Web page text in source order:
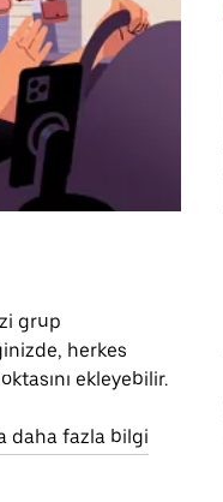
grup
herkes
ekleyebilir.
daha fazla bilgi